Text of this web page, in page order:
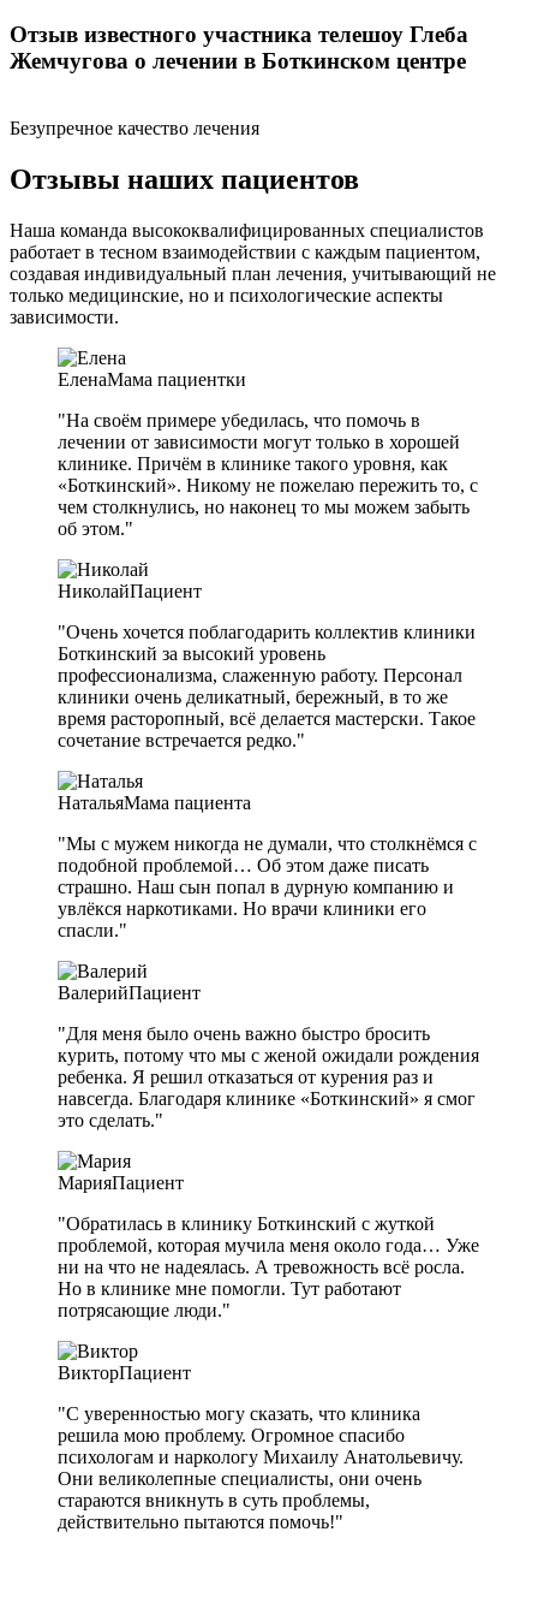
Отзыв известного участника телешоу Глеба
Жемчугова о лечении в Боткинском центре
Безупречное качество лечения
Отзывы наших пациентов
Наша команда высококвалифицированных специалистов
работает в тесном взаимодействии с каждым пациентом,
создавая индивидуальный план лечения, учитывающий не
только медицинские, но и психологические аспекты
зависимости.
ЕленаМама пациентки
"На своём примере убедилась, что помочь в
лечении от зависимости могут только в хорошей
клинике. Причём в клинике такого уровня, как
«Боткинский». Никому не пожелаю пережить то, с
чем столкнулись, но наконец то мы можем забыть
об этом."
НиколайПациент
"Очень хочется поблагодарить коллектив клиники
Боткинский за высокий уровень
профессионализма, слаженную работу. Персонал
клиники очень деликатный, бережный, в то же
время расторопный, всё делается мастерски. Такое
сочетание встречается редко."
НатальяМама пациента
"Мы с мужем никогда не думали, что столкнёмся с
подобной проблемой… Об этом даже писать
страшно. Наш сын попал в дурную компанию и
увлёкся наркотиками. Но врачи клиники его
спасли."
ВалерийПациент
"Для меня было очень важно быстро бросить
курить, потому что мы с женой ожидали рождения
ребенка. Я решил отказаться от курения раз и
навсегда. Благодаря клинике «Боткинский» я смог
это сделать."
МарияПациент
"Обратилась в клинику Боткинский с жуткой
проблемой, которая мучила меня около года… Уже
ни на что не надеялась. А тревожность всё росла.
Но в клинике мне помогли. Тут работают
потрясающие люди."
ВикторПациент
"С уверенностью могу сказать, что клиника
решила мою проблему. Огромное спасибо
психологам и наркологу Михаилу Анатольевичу.
Они великолепные специалисты, они очень
стараются вникнуть в суть проблемы,
действительно пытаются помочь!"